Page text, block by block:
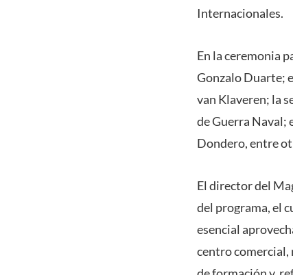
Internacionales.
En la ceremonia
Gonzalo Duarte;
van Klaveren; la
de Guerra Naval;
Dondero, entre
El director del
del programa, el
esencial
centro